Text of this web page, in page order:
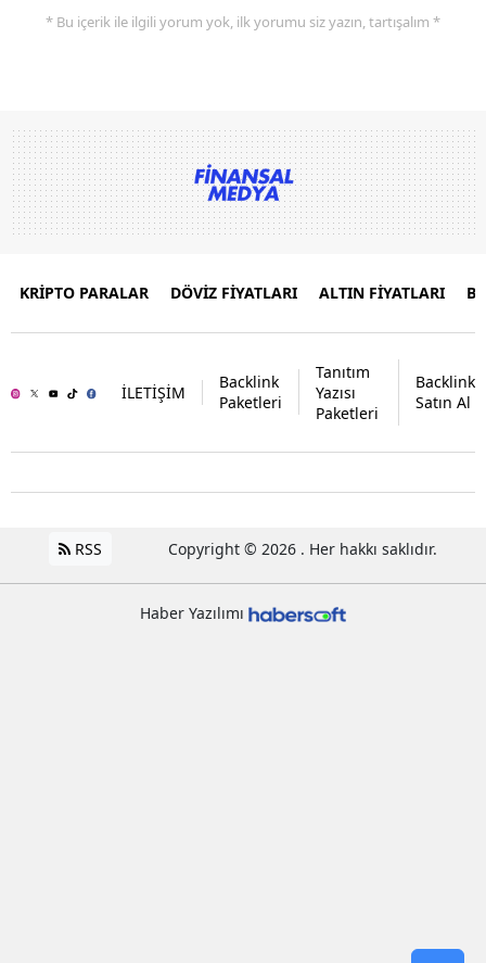
* Bu içerik ile ilgili yorum yok, ilk yorumu siz yazın, tartışalım *
KRİPTO PARALAR DÖVİZ FİYATLARI ALTIN FİYATLARI
İLETİŞİM
Backlink
Paketleri
Tanıtım
Yazısı
Paketleri
Backlink
Satın Al
RSS Copyright © 2026 . Her hakkı saklıdır.
Haber Yazılımı